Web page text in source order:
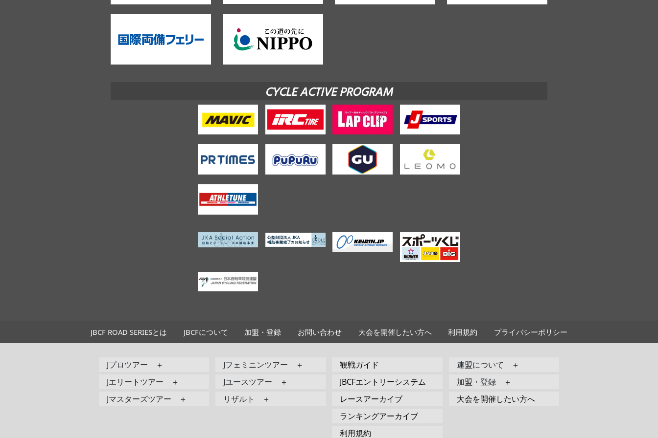
CYCLE ACTIVE PROGRAM
JBCF ROAD SERIESとは JBCFについて 加盟・登録 お問い合わせ 大会を開催したい方へ 利用規約 プライバシーポリシー
Jプロツアー ＋
Jエリートツアー ＋
Jマスターズツアー ＋
Jフェミニンツアー ＋
Jユースツアー ＋
リザルト ＋
観戦ガイド
JBCFエントリーシステム
レースアーカイブ
ランキングアーカイブ
利用規約
連盟について ＋
加盟・登録 ＋
大会を開催したい方へ